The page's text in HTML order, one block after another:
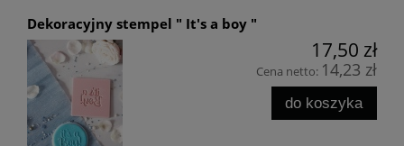
Dekoracyjny stempel " It's a boy "
17,50 zł
Cena netto: 14,23 zł
do koszyka